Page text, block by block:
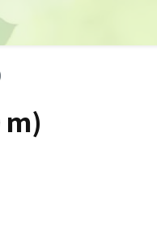
Händler
m)